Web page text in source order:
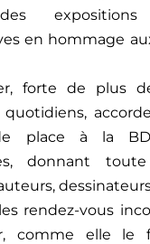
en hommage
forte de plus
quotidiens,
place à la
donnant
rendez-vous
comme elle le